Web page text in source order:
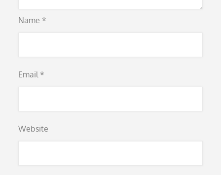
Name *
Email *
Website